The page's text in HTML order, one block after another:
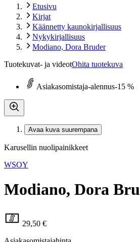
Etusivu
Kirjat
Käännetty kaunokirjallisuus
Nykykirjallisuus
Modiano, Dora Bruder
Tuotekuvat- ja videotOhita tuotekuva
Asiakasomistaja-alennus-15 %
Avaa kuva suurempana
Karusellin nuolipainikkeet
WSOY
Modiano, Dora
29,50 €